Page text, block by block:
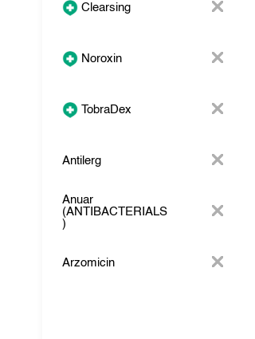
Clearsing
Noroxin
TobraDex
Antilerg
Anuar
(ANTIBACTERIALS
)
Arzomicin